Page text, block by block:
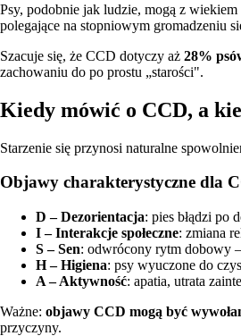
Psy, podobnie jak ludzie, mogą z
polegające na stopniowym gromadzeniu
Szacuje się, że CCD dotyczy aż 28%
zachowaniu do po prostu „starości".
Kiedy mówić o CCD, a
Starzenie się przynosi naturalne
Objawy charakterystyczne dla
D – Dezorientacja: pies błądzi po
I – Interakcje społeczne: zmiana
S – Sen: odwrócony rytm dobowy
H – Higiena: psy wyuczone do
A – Aktywność: apatia, utrata
Ważne: objawy CCD mogą być
przyczyny.